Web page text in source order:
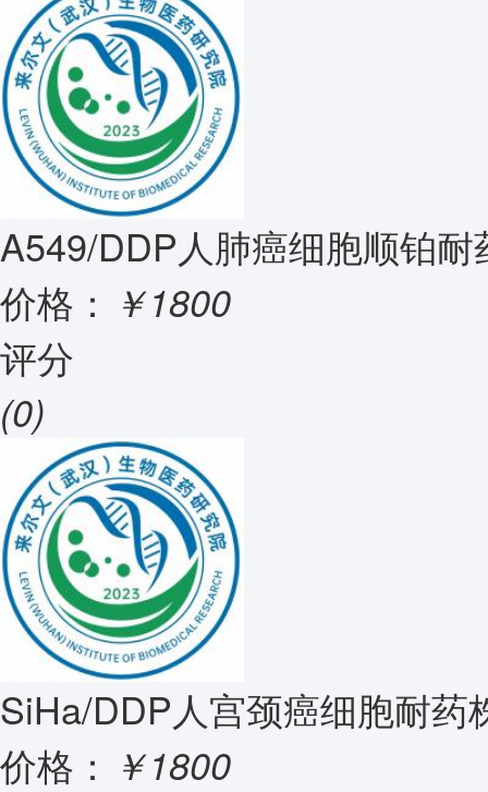
A549/DDP人肺癌细胞顺铂耐
价格： ￥1800
评分
(0)
SiHa/DDP人宫颈癌细胞耐药
价格： ￥1800